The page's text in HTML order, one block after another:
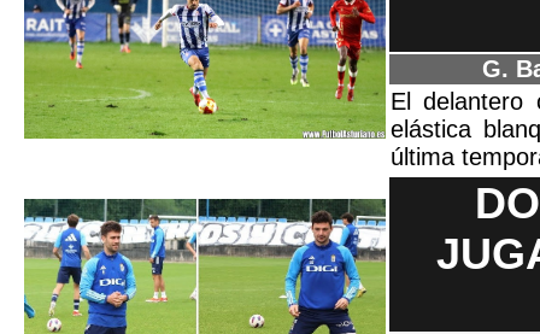
G.
El delantero
elástica
última